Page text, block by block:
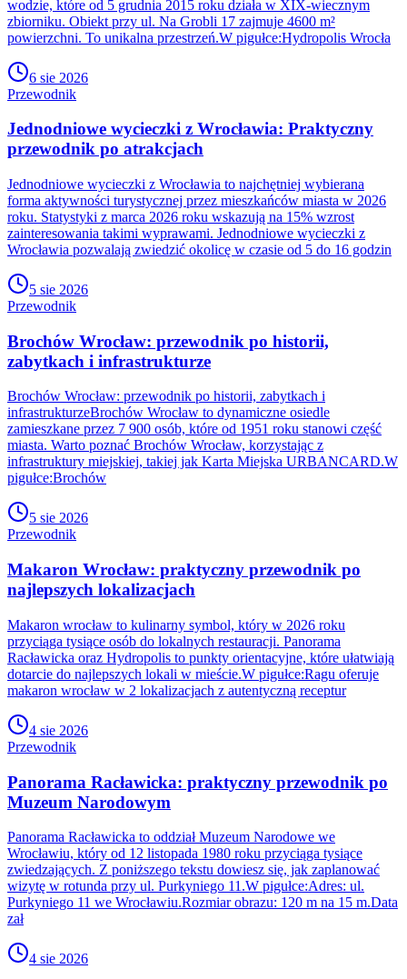
wodzie, które od 5 grudnia 2015 roku działa w XIX-wiecznym
zbiorniku. Obiekt przy ul. Na Grobli 17 zajmuje 4600 m²
powierzchni. To unikalna przestrzeń.W pigułce:Hydropolis Wrocła
6 sie 2026
Przewodnik
Jednodniowe wycieczki z Wrocławia: Praktyczny
przewodnik po atrakcjach
Jednodniowe wycieczki z Wrocławia to najchętniej wybierana
forma aktywności turystycznej przez mieszkańców miasta w 2026
roku. Statystyki z marca 2026 roku wskazują na 15% wzrost
zainteresowania takimi wyprawami. Jednodniowe wycieczki z
Wrocławia pozwalają zwiedzić okolicę w czasie od 5 do 16 godzin
5 sie 2026
Przewodnik
Brochów Wrocław: przewodnik po historii,
zabytkach i infrastrukturze
Brochów Wrocław: przewodnik po historii, zabytkach i
infrastrukturzeBrochów Wrocław to dynamiczne osiedle
zamieszkane przez 7 900 osób, które od 1951 roku stanowi część
miasta. Warto poznać Brochów Wrocław, korzystając z
infrastruktury miejskiej, takiej jak Karta Miejska URBANCARD.W
pigułce:Brochów
5 sie 2026
Przewodnik
Makaron Wrocław: praktyczny przewodnik po
najlepszych lokalizacjach
Makaron wrocław to kulinarny symbol, który w 2026 roku
przyciąga tysiące osób do lokalnych restauracji. Panorama
Racławicka oraz Hydropolis to punkty orientacyjne, które ułatwiają
dotarcie do najlepszych lokali w mieście.W pigułce:Ragu oferuje
makaron wrocław w 2 lokalizacjach z autentyczną receptur
4 sie 2026
Przewodnik
Panorama Racławicka: praktyczny przewodnik po
Muzeum Narodowym
Panorama Racławicka to oddział Muzeum Narodowe we
Wrocławiu, który od 12 listopada 1980 roku przyciąga tysiące
zwiedzających. Z poniższego tekstu dowiesz się, jak zaplanować
wizytę w rotunda przy ul. Purkyniego 11.W pigułce:Adres: ul.
Purkyniego 11 we Wrocławiu.Rozmiar obrazu: 120 m na 15 m.Data
zał
4 sie 2026